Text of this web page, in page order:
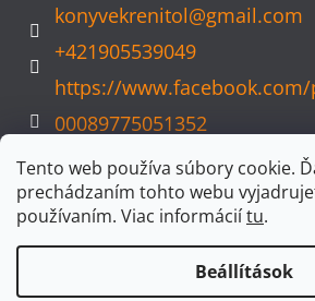
Tento web používa súbory cookie.
prechádzaním tohto webu
používaním. Viac informáciítu.
Beállítások
konyvekrenitol@gmail.com
+421905539049
https://www.facebook.com/
00089775051352
konyvvarazs
Shoptet